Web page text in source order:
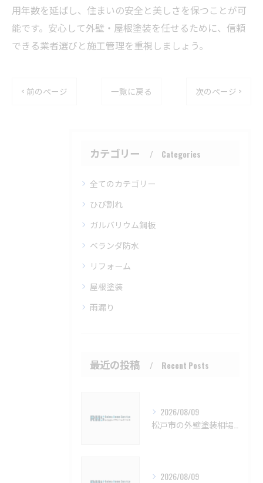
用年数を延ばし、住まいの安全と美しさを保つことが可
能です。安心して外壁・屋根塗装を任せるために、信頼
できる業者選びと施工管理を重視しましょう。
< 前のページ 一覧に戻る 次のページ >
カテゴリー Categories
全てのカテゴリー
ひび割れ
ガルバリウム鋼板
ベランダ防水
リフォーム
屋根塗装
雨漏り
最近の投稿 Recent Posts
2026/08/09
2026/08/09